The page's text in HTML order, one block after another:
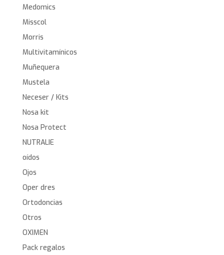
Medomics
Misscol
Morris
Multivitamínicos
Muñequera
Mustela
Neceser / Kits
Nosa kit
Nosa Protect
NUTRALIE
oídos
Ojos
Oper dres
Ortodoncias
Otros
OXIMEN
Pack regalos